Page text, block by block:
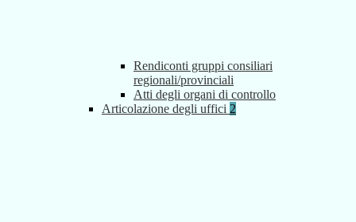
Rendiconti gruppi consiliari
regionali/provinciali
Atti degli organi di controllo
Articolazione degli uffici 2